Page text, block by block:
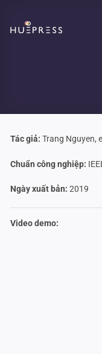
content
Tác giả: Trang Nguyen,
Chuẩn công nghiệp:
Ngày xuất bản: 2019
Video demo: